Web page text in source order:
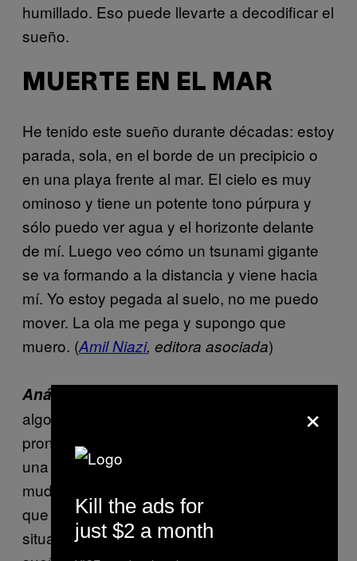
humillado. Eso puede llevarte a decodificar el
sueño.
MUERTE EN EL MAR
He tenido este sueño durante décadas: estoy
parada, sola, en el borde de un precipicio o
en una playa frente al mar. El cielo es muy
ominoso y tiene un potente tono púrpura y
sólo puedo ver agua y el horizonte delante
de mí. Luego veo cómo un tsunami gigante
se va formando a la distancia y viene hacia
mí. Yo estoy pegada al suelo, no me puedo
mover. La ola me pega y supongo que
muero. (Amil Niazi, editora asociada)
Análisis:
algo en mi vida que sé que está próximo. De
pronto es una montaña de pendientes con
una fecha de entrega. De pronto me voy a
mudar y la fecha todavía está lejos, pero sé
que va a llegar. Sin importar cuál sea la
situación, el aspecto más importante del
×
Kill the ads for
just $2 a month